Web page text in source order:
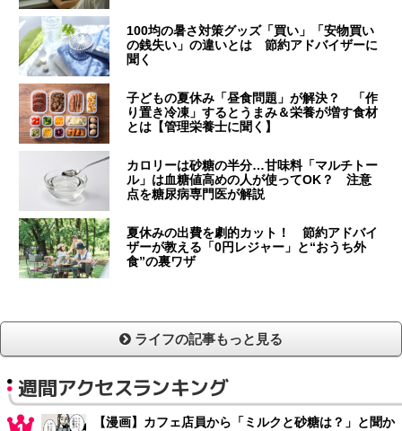
100均の暑さ対策グッズ「買い」「安物買い
の銭失い」の違いとは 節約アドバイザーに
聞く
子どもの夏休み「昼食問題」が解決？ 「作
り置き冷凍」するとうまみ＆栄養が増す食材
とは【管理栄養士に聞く】
カロリーは砂糖の半分…甘味料「マルチトー
ル」は血糖値高めの人が使ってOK？ 注意
点を糖尿病専門医が解説
夏休みの出費を劇的カット！ 節約アドバイ
ザーが教える「0円レジャー」と“おうち外
食”の裏ワザ
ライフの記事もっと見る
週間アクセスランキング
【漫画】カフェ店員から「ミルクと砂糖は？」と聞か